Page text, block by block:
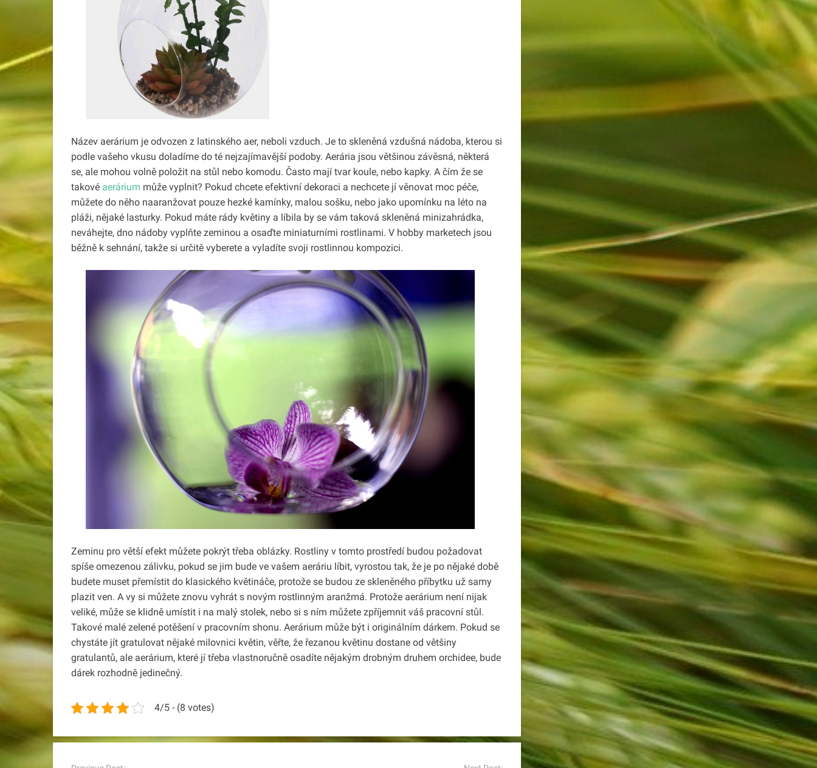
Název aerárium je odvozen z latinského aer, neboli vzduch. Je to skleněná vzdušná nádoba, kterou si
podle vašeho vkusu doladíme do té nejzajímavější podoby. Aerária jsou většinou závěsná, některá
se, ale mohou volně položit na stůl nebo komodu. Často mají tvar koule, nebo kapky. A čím že se
takové aerárium může vyplnit? Pokud chcete efektivní dekoraci a nechcete jí věnovat moc péče,
můžete do něho naaranžovat pouze hezké kamínky, malou sošku, nebo jako upomínku na léto na
pláži, nějaké lasturky. Pokud máte rády květiny a líbila by se vám taková skleněná minizahrádka,
neváhejte, dno nádoby vyplňte zeminou a osaďte miniaturními rostlinami. V hobby marketech jsou
běžně k sehnání, takže si určitě vyberete a vyladíte svoji rostlinnou kompozici.
Zeminu pro větší efekt můžete pokrýt třeba oblázky. Rostliny v tomto prostředí budou požadovat
spíše omezenou zálivku, pokud se jim bude ve vašem aeráriu líbit, vyrostou tak, že je po nějaké době
budete muset přemístit do klasického květináče, protože se budou ze skleněného příbytku už samy
plazit ven. A vy si můžete znovu vyhrát s novým rostlinným aranžmá. Protože aerárium není nijak
veliké, může se klidně umístit i na malý stolek, nebo si s ním můžete zpříjemnit váš pracovní stůl.
Takové malé zelené potěšení v pracovním shonu. Aerárium může být i originálním dárkem. Pokud se
chystáte jít gratulovat nějaké milovnici květin, věřte, že řezanou květinu dostane od většiny
gratulantů, ale aerárium, které jí třeba vlastnoručně osadíte nějakým drobným druhem orchidee, bude
dárek rozhodně jedinečný.
4/5 - (8 votes)
navigation